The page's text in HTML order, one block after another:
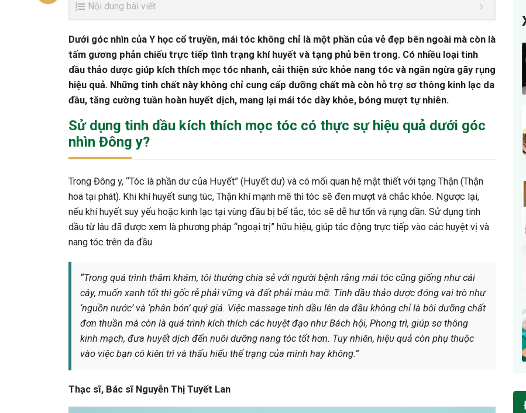
Nội dung bài viết
Dưới góc nhìn của Y học cổ truyền, mái tóc không chỉ là một phần của vẻ đẹp bên ngoài mà còn là
tấm gương phản chiếu trực tiếp tình trạng khí huyết và tạng phủ bên trong. Có nhiều loại tinh
dầu thảo dược giúp kích thích mọc tóc nhanh, cải thiện sức khỏe nang tóc và ngăn ngừa gãy rụng
hiệu quả. Những tinh chất này không chỉ cung cấp dưỡng chất mà còn hỗ trợ sơ thông kinh lạc da
đầu, tăng cường tuần hoàn huyết dịch, mang lại mái tóc dày khỏe, bóng mượt tự nhiên.
Sử dụng tinh dầu kích thích mọc tóc có thực sự hiệu quả dưới góc
nhìn Đông y?
Trong Đông y, “Tóc là phần dư của Huyết” (Huyết dư) và có mối quan hệ mật thiết với tạng Thận (Thận
hoa tại phát). Khi khí huyết sung túc, Thận khí mạnh mẽ thì tóc sẽ đen mượt và chắc khỏe. Ngược lại,
nếu khí huyết suy yếu hoặc kinh lạc tại vùng đầu bị bế tắc, tóc sẽ dễ hư tổn và rụng dần. Sử dụng tinh
dầu từ lâu đã được xem là phương pháp “ngoại trị” hữu hiệu, giúp tác động trực tiếp vào các huyệt vị và
nang tóc trên da đầu.
“Trong quá trình thăm khám, tôi thường chia sẻ với người bệnh rằng mái tóc cũng giống như cái
cây, muốn xanh tốt thì gốc rễ phải vững và đất phải màu mỡ. Tinh dầu thảo dược đóng vai trò như
‘nguồn nước’ và ‘phân bón’ quý giá. Việc massage tinh dầu lên da đầu không chỉ là bôi dưỡng chất
đơn thuần mà còn là quá trình kích thích các huyệt đạo như Bách hội, Phong trì, giúp sơ thông
kinh mạch, đưa huyết dịch đến nuôi dưỡng nang tóc tốt hơn. Tuy nhiên, hiệu quả còn phụ thuộc
vào việc bạn có kiên trì và thấu hiểu thể trạng của mình hay không.”
Thạc sĩ, Bác sĩ Nguyễn Thị Tuyết Lan